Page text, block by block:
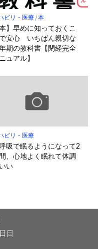
ビリ・医療/本
本】早めに知っておくこ
安心 いちばん親切な
期の教科書【閉経完全
ュアル】
ビリ・医療
吸で眠るようになって2
、心地よく眠れて体調
い
目